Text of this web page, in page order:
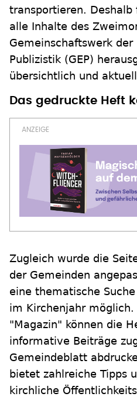
transportieren.
alle Inhalte des
Gemeinschaftswerk der
Publizistik (GEP)
übersichtlich und
Das gedruckte Heft
Zugleich wurde die
der Gemeinden
eine thematische
im Kirchenjahr
"Magazin" können die
informative Beiträge
Gemeindeblatt
bietet zahlreiche Tipps
kirchliche